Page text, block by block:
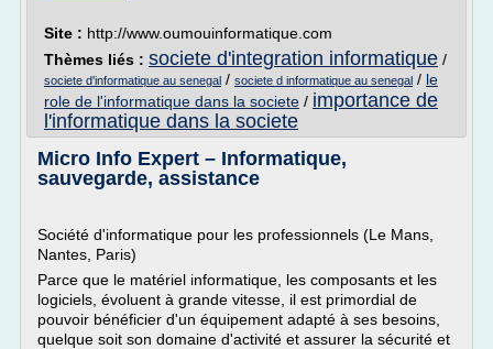
Site : http://www.oumouinformatique.com
Thèmes liés : societe d'integration informatique /
societe d'informatique au senegal / societe d informatique au senegal / le
role de l'informatique dans la societe / importance de
l'informatique dans la societe
Micro Info Expert – Informatique,
sauvegarde, assistance
Société d'informatique pour les professionnels (Le Mans,
Nantes, Paris)
Parce que le matériel informatique, les composants et les
logiciels, évoluent à grande vitesse, il est primordial de
pouvoir bénéficier d'un équipement adapté à ses besoins,
quelque soit son domaine d'activité et assurer la sécurité et